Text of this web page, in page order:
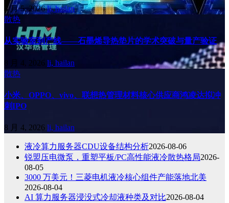
8 月 5, 2026li, hailan
散热
从实验室到产线——石墨烯导热垫片的学术突破与量产验证
8 月 4, 2026 li, hailan
散热
小米、OPPO、vivo、联想热管理材料核心供应商鸿凌达拟冲
刺IPO
8 月 4, 2026 li, hailan
液冷算力服务器CDU设备结构分析2026-08-06
锐盟压电微泵，重塑平板/PC高性能液冷散热格局2026-
08-05
3000 万美元！三菱电机液冷核心组件产能落地北美
2026-08-04
AI 算力服务器浸没式冷却液种类及对比2026-08-04